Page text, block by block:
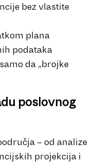
bez vlastite
plana
podataka
da „brojke
poslovnog
– od analize
projekcija i